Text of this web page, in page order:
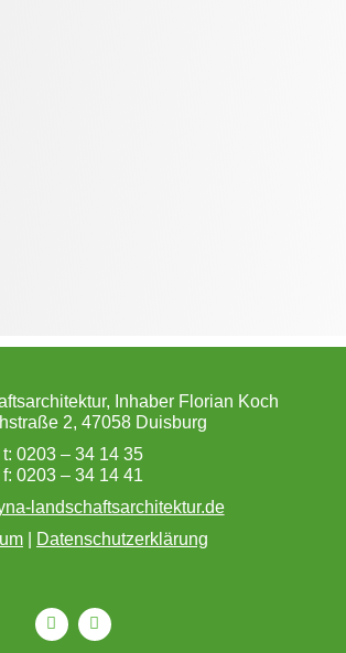
Inhaber Florian Koch
2, 47058 Duisburg
t: 0203 – 34 14 35
f: 0203 – 34 14 41
landschaftsarchitektur.de
Datenschutzerklärung